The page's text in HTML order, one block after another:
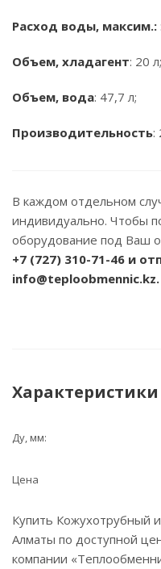
Расход воды, максим.:
Объем, хладагент: 20 л;
Объем, вода: 47,7 л;
Производительность:
В каждом отдельном
индивидуально. Чтобы
оборудование под Ваш
+7 (727) 310-71-46 и
info@teploobmennic.kz.
Характеристики
Ду, мм:
Цена
Купить Кожухотрубный
Алматы по доступной
компании